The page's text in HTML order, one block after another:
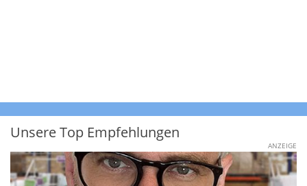
Unsere Top Empfehlungen
ANZEIGE